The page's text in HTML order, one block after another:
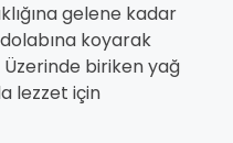
gelene kadar
koyarak
biriken yağ
lezzet için